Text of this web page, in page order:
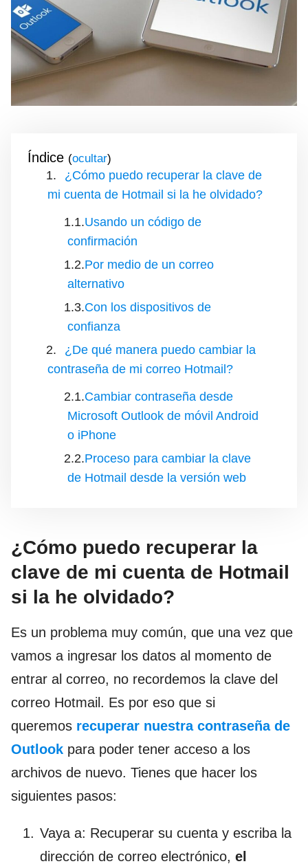
Índice ( )
¿Cómo puedo recuperar la clave de
mi cuenta de Hotmail si la he olvidado?
Usando un código de
confirmación
Por medio de un correo
alternativo
Con los dispositivos de
confianza
¿De qué manera puedo cambiar la
contraseña de mi correo Hotmail?
Cambiar contraseña desde
Microsoft Outlook de móvil Android
o iPhone
Proceso para cambiar la clave
de Hotmail desde la versión web
¿Cómo puedo recuperar la
clave de mi cuenta de Hotmail
si la he olvidado?
Es un problema muy común, que una vez que
vamos a ingresar los datos al momento de
entrar al correo, no recordemos la clave del
correo Hotmail. Es por eso que si
queremos recuperar nuestra contraseña de
Outlook para poder tener acceso a los
archivos de nuevo. Tienes que hacer los
siguientes pasos:
Vaya a: Recuperar su cuenta y escriba la
dirección de correo electrónico, el